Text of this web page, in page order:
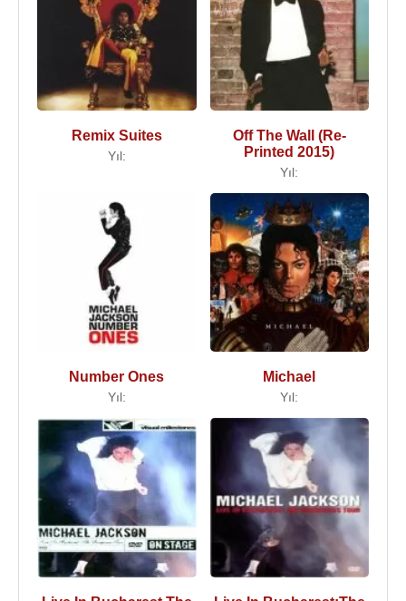
Remix Suites
Yıl:
Off The Wall (Re-
Printed 2015)
Yıl:
Number Ones
Yıl:
Michael
Yıl: